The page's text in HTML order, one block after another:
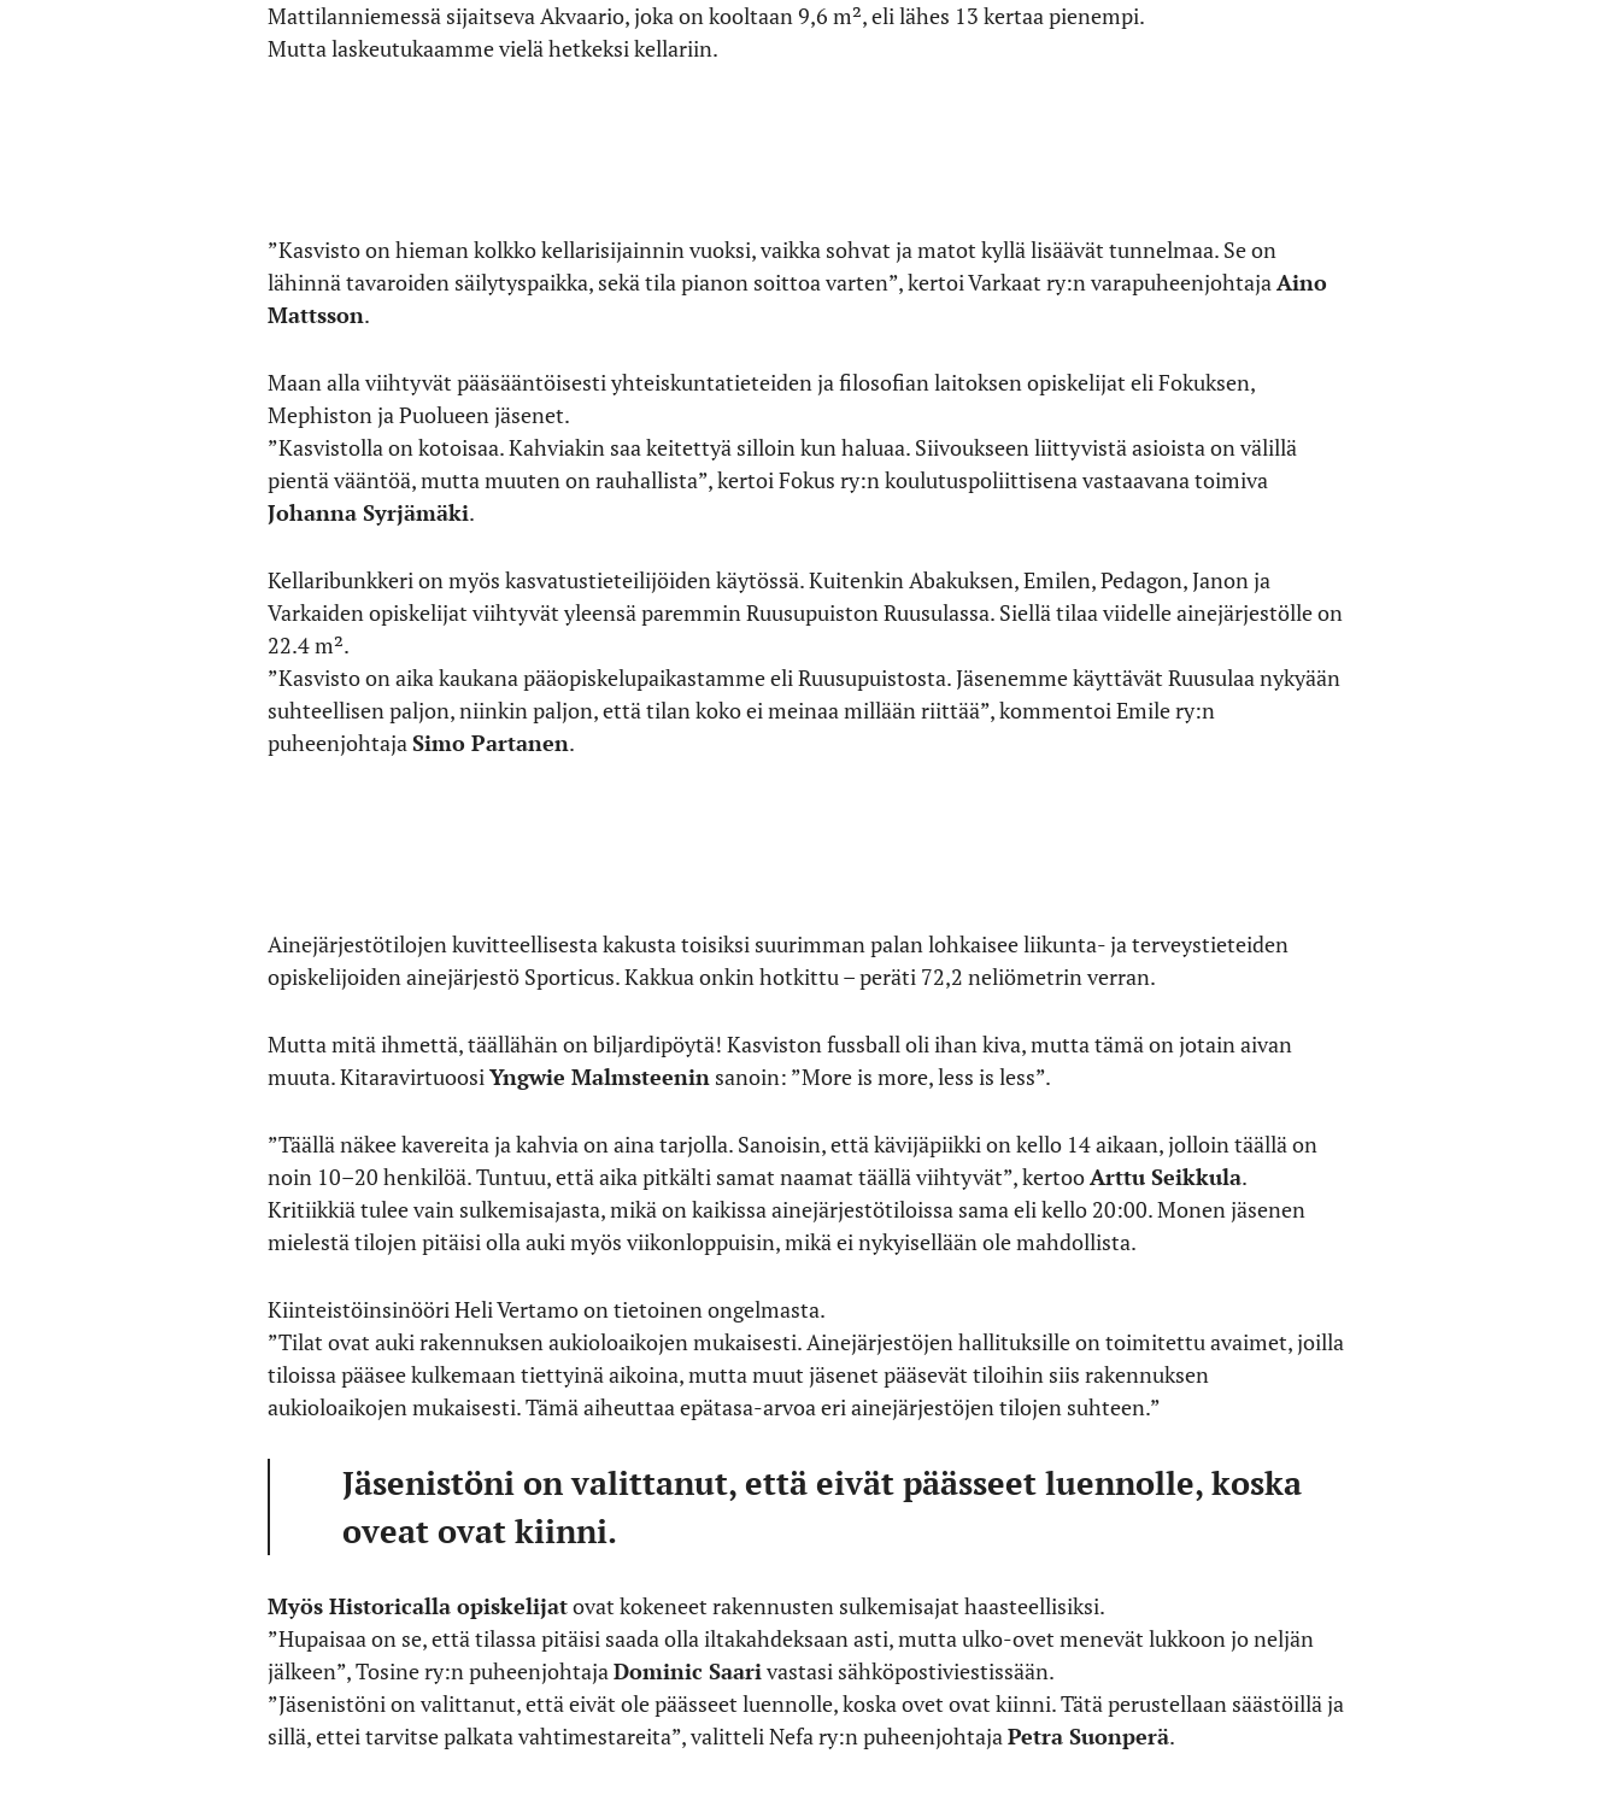
Mattilanniemessä sijaitseva Akvaario, joka on kooltaan 9,6 m², eli lähes 13 kertaa pienempi.
Mutta laskeutukaamme vielä hetkeksi kellariin.
”Kasvisto on hieman kolkko kellarisijainnin vuoksi, vaikka sohvat ja matot kyllä lisäävät tunnelmaa. Se on
lähinnä tavaroiden säilytyspaikka, sekä tila pianon soittoa varten”, kertoi Varkaat ry:n varapuheenjohtajaAino
Mattsson.
Maan alla viihtyvät pääsääntöisesti yhteiskuntatieteiden ja filosofian laitoksen opiskelijat eli Fokuksen,
Mephiston ja Puolueen jäsenet.
”Kasvistolla on kotoisaa. Kahviakin saa keitettyä silloin kun haluaa. Siivoukseen liittyvistä asioista on välillä
pientä vääntöä, mutta muuten on rauhallista”, kertoi Fokus ry:n koulutuspoliittisena vastaavana toimiva
Johanna Syrjämäki.
Kellaribunkkeri on myös kasvatustieteilijöiden käytössä. Kuitenkin Abakuksen, Emilen, Pedagon, Janon ja
Varkaiden opiskelijat viihtyvät yleensä paremmin Ruusupuiston Ruusulassa. Siellä tilaa viidelle ainejärjestölle on
22.4 m².
”Kasvisto on aika kaukana pääopiskelupaikastamme eli Ruusupuistosta. Jäsenemme käyttävät Ruusulaa nykyään
suhteellisen paljon, niinkin paljon, että tilan koko ei meinaa millään riittää”, kommentoi Emile ry:n
puheenjohtajaSimo Partanen.
Ainejärjestötilojen kuvitteellisesta kakusta toisiksi suurimman palan lohkaisee liikunta- ja terveystieteiden
opiskelijoiden ainejärjestö Sporticus. Kakkua onkin hotkittu – peräti 72,2 neliömetrin verran.
Mutta mitä ihmettä, täällähän on biljardipöytä! Kasviston fussball oli ihan kiva, mutta tämä on jotain aivan
muuta. KitaravirtuoosiYngwie Malmsteenin sanoin: ”More is more, less is less”.
”Täällä näkee kavereita ja kahvia on aina tarjolla. Sanoisin, että kävijäpiikki on kello 14 aikaan, jolloin täällä on
noin 10–20 henkilöä. Tuntuu, että aika pitkälti samat naamat täällä viihtyvät”, kertooArttu Seikkula.
Kritiikkiä tulee vain sulkemisajasta, mikä on kaikissa ainejärjestötiloissa sama eli kello 20:00. Monen jäsenen
mielestä tilojen pitäisi olla auki myös viikonloppuisin, mikä ei nykyisellään ole mahdollista.
Kiinteistöinsinööri Heli Vertamo on tietoinen ongelmasta.
”Tilat ovat auki rakennuksen aukioloaikojen mukaisesti. Ainejärjestöjen hallituksille on toimitettu avaimet, joilla
tiloissa pääsee kulkemaan tiettyinä aikoina, mutta muut jäsenet pääsevät tiloihin siis rakennuksen
aukioloaikojen mukaisesti. Tämä aiheuttaa epätasa-arvoa eri ainejärjestöjen tilojen suhteen.”
Jäsenistöni on valittanut, että eivät päässeet luennolle, koska
oveat ovat kiinni.
Myös Historicalla opiskelijatovat kokeneet rakennusten sulkemisajat haasteellisiksi.
”Hupaisaa on se, että tilassa pitäisi saada olla iltakahdeksaan asti, mutta ulko-ovet menevät lukkoon jo neljän
jälkeen”, Tosine ry:n puheenjohtajaDominic Saarivastasi sähköpostiviestissään.
”Jäsenistöni on valittanut, että eivät ole päässeet luennolle, koska ovet ovat kiinni. Tätä perustellaan säästöillä ja
sillä, ettei tarvitse palkata vahtimestareita”, valitteli Nefa ry:n puheenjohtajaPetra Suonperä.